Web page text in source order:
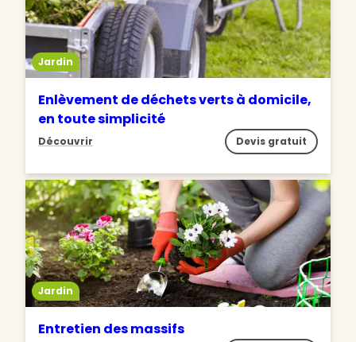
Jardin
Enlèvement de déchets verts à domicile,
en toute simplicité
Découvrir Devis gratuit
Jardin
Entretien des massifs